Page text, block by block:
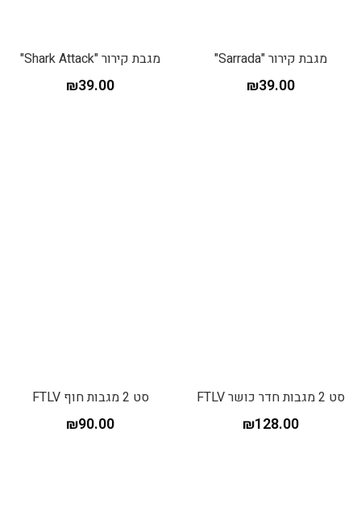
מגבת קירור "Sarrada"
₪39.00
מגבת קירור "Shark Attack"
₪39.00
סט 2 מגבות חדר כושר FTLV
₪128.00
סט 2 מגבות חוף FTLV
₪90.00